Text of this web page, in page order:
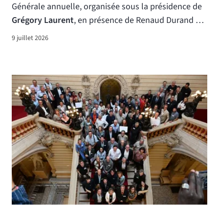
Générale annuelle, organisée sous la présidence de
Grégory Laurent, en présence de Renaud Durand …
9 juillet 2026